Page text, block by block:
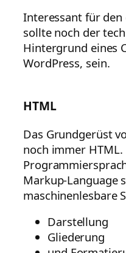
Interessant für den
sollte noch der
Hintergrund eines
WordPress, sein.
HTML
Das Grundgerüst
noch immer HTML.
Markup-Language
maschinenlesbare
Darstellung
Gliederung